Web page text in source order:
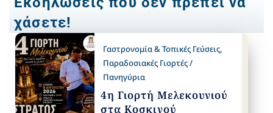
χάσετε!
Γαστρονομία & Τοπικές Γεύσεις,
Παραδοσιακές Γιορτές /
Πανηγύρια
4η Γιορτή Μελεκουνιού
στα Κοσκινού